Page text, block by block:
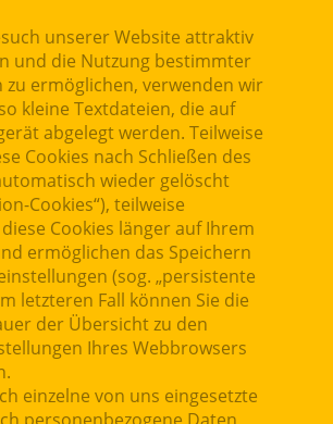
unserer Website attraktiv
und die Nutzung bestimmter
zu ermöglichen, verwenden wir
kleine Textdateien, die auf
abgelegt werden. Teilweise
Cookies nach Schließen des
wieder gelöscht
Cookies“), teilweise
Cookies länger auf Ihrem
ermöglichen das Speichern
(sog. „persistente
letzteren Fall können Sie die
der Übersicht zu den
Ihres Webbrowsers
einzelne von uns eingesetzte